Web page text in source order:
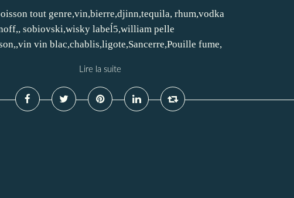
tout genre,vin,bierre,djinn,tequila, rhum,vodka
sobiovski,wisky labeĺ5,william pelle
vin blac,chablis,ligote,Sancerre,Pouille fume,
Lire la suite